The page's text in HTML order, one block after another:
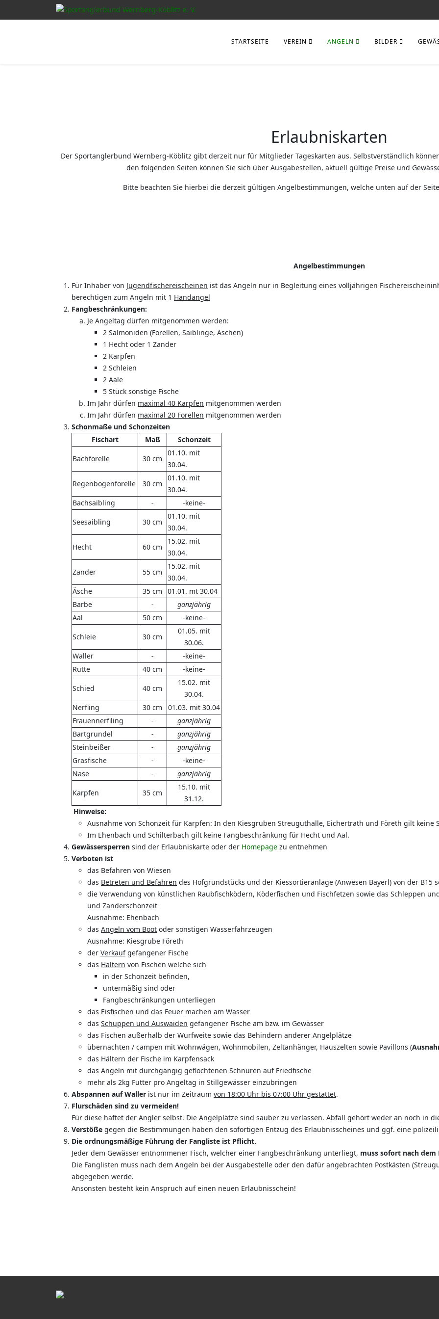
STARTSEITE VEREIN ANGELN BILDER
Erlaubniskarten
Der Sportanglerbund Wernberg-Köblitz gibt derzeit nur für Mitglieder Tageskarten aus. Selbstverständlich
den folgenden Seiten können Sie sich über Ausgabestellen, aktuell gültige Preise und
Bitte beachten Sie hierbei die derzeit gültigen Angelbestimmungen, welche unten auf der
Angelbestimmungen
Für Inhaber von Jugendfischereischeinen ist das Angeln nur in Begleitung eines volljährigen
berechtigen zum Angeln mit 1 Handangel
Fangbeschränkungen:
Je Angeltag dürfen mitgenommen werden:
2 Salmoniden (Forellen, Saiblinge, Äschen)
1 Hecht oder 1 Zander
2 Karpfen
2 Schleien
2 Aale
5 Stück sonstige Fische
Im Jahr dürfen maximal 40 Karpfen mitgenommen werden
Im Jahr dürfen maximal 20 Forellen mitgenommen werden
Schonmaße und Schonzeiten
Fischart
Maß Schonzeit
Bachforelle 30 cm
01.10. mit
30.04.
Regenbogenforelle 30 cm
01.10. mit
30.04.
Bachsaibling
- -keine-
Seesaibling 30 cm
01.10. mit
30.04.
Hecht 60 cm
15.02. mit
30.04.
Zander 55 cm
15.02. mit
30.04.
Äsche
35 cm
01.01. mt 30.04
Barbe
-
ganzjährig
Aal
50 cm -keine-
Schleie 30 cm
01.05. mit
30.06.
Waller
-
-keine-
Rutte
40 cm -keine-
Schied 40 cm
15.02. mit
30.04.
Nerfling
30 cm
01.03. mit 30.04
Frauennerfiling
-
ganzjährig
Bartgrundel
-
ganzjährig
Steinbeißer
-
ganzjährig
Grasfische
-
-keine-
Nase
- ganzjährig
Karpfen 35 cm
15.10. mit
31.12.
Hinweise:
Ausnahme von Schonzeit für Karpfen: In den Kiesgruben Streuguthalle, Eichertrath und Företh gilt keine
Im Ehenbach und Schilterbach gilt keine Fangbeschränkung für Hecht und Aal.
Gewässersperren sind der Erlaubniskarte oder der Homepage zu entnehmen
Verboten ist
das Befahren von Wiesen
das Betreten und Befahren des Hofgrundstücks und der Kiessortieranlage (Anwesen Bayerl) von der B15
die Verwendung von künstlichen Raubfischködern, Köderfischen und Fischfetzen sowie das Schleppen
und Zanderschonzeit
Ausnahme: Ehenbach
das Angeln vom Boot oder sonstigen Wasserfahrzeugen
Ausnahme: Kiesgrube Företh
der Verkaufgefangener Fische
das Hältern von Fischen welche sich
in der Schonzeit befinden,
untermäßig sind oder
Fangbeschränkungen unterliegen
das Eisfischen und das Feuer machen am Wasser
das Schuppen und Auswaiden gefangener Fische am bzw. im Gewässer
das Fischen außerhalb der Wurfweite sowie das Behindern anderer Angelplätze
übernachten / campen mit Wohnwägen, Wohnmobilen, Zeltanhänger, Hauszelten sowie Pavillons (
das Hältern der Fische im Karpfensack
das Angeln mit durchgängig geflochtenen Schnüren auf Friedfische
mehr als 2kg Futter pro Angeltag in Stillgewässer einzubringen
Abspannen auf Waller ist nur im Zeitraum von 18:00 Uhr bis 07:00 Uhr gestattet.
Flurschäden sind zu vermeiden!
Für diese haftet der Angler selbst. Die Angelplätze sind sauber zu verlassen. Abfall gehört weder an noch in
Verstöße gegen die Bestimmungen haben den sofortigen Entzug des Erlaubnisscheines und ggf. eine
Die ordnungsmäßige Führung der Fangliste ist Pflicht.
Jeder dem Gewässer entnommener Fisch, welcher einer Fangbeschränkung unterliegt, muss sofort nach dem
Die Fanglisten muss nach dem Angeln bei der Ausgabestelle oder den dafür angebrachten Postkästen
abgegeben werde.
Ansonsten besteht kein Anspruch auf einen neuen Erlaubnisschein!